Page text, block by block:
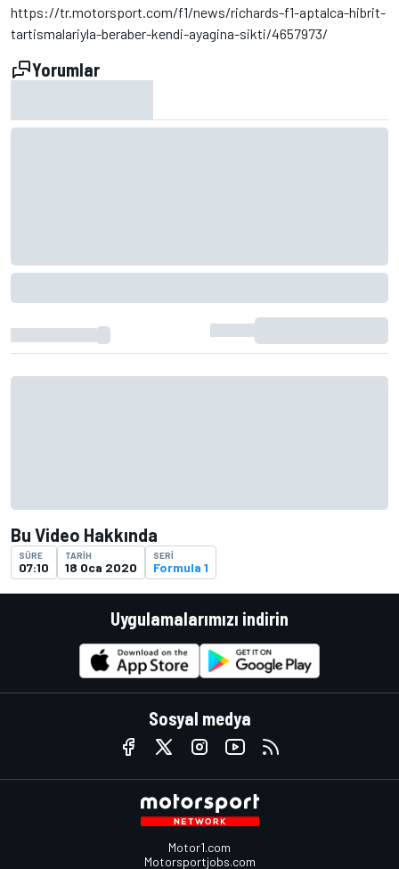
https://tr.motorsport.com/f1/news/richards-f1-aptalca-hibrit-
tartismalariyla-beraber-kendi-ayagina-sikti/4657973/
Yorumlar
Bu Video Hakkında
SÜRE
07:10
TARIH
18 Oca 2020
SERI
Formula 1
Uygulamalarımızı indirin
Sosyal medya
Motor1.com
Motorsportjobs.com